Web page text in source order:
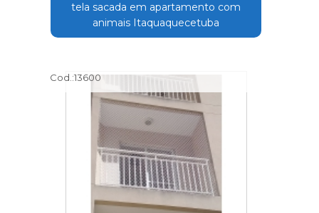
tela sacada em apartamento com
animais Itaquaquecetuba
Cod.:13600